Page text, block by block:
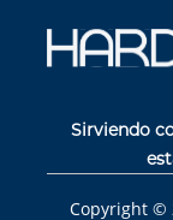
Sirviendo
Copyright ©